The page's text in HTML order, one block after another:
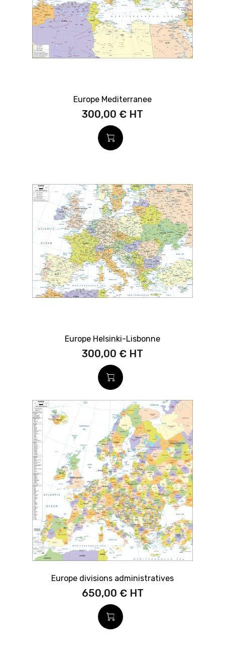
Europe Mediterranee
300,00 €
Europe Helsinki-Lisbonne
300,00 €
Europe divisions administratives
650,00 €